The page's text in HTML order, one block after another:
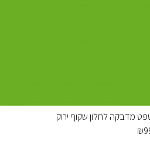
מדבקה לחלון שקוף ירוק
₪